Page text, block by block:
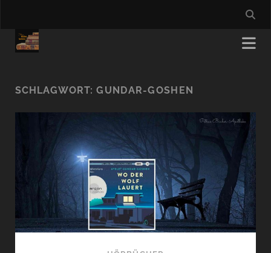
SCHLAGWORT:GUNDAR-GOSHEN